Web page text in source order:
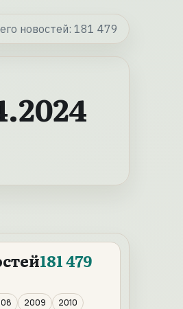
новостей: 181 479
181 479
2009
2010